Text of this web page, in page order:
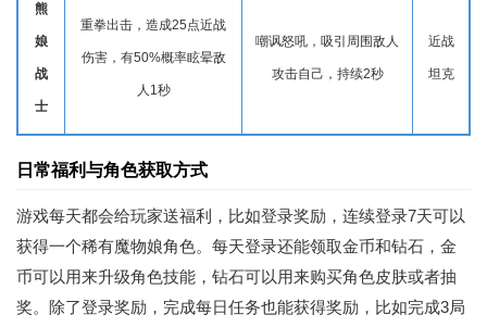
熊
娘
战
士
重拳出击，造成25点近战
伤害，有50%概率眩晕敌
人1秒
嘲讽怒吼，吸引周围敌人
攻击自己，持续2秒
近战
坦克
日常福利与角色获取方式
游戏每天都会给玩家送福利，比如登录奖励，连续登录7天可以
获得一个稀有魔物娘角色。每天登录还能领取金币和钻石，金
币可以用来升级角色技能，钻石可以用来购买角色皮肤或者抽
奖。除了登录奖励，完成每日任务也能获得奖励，比如完成3局